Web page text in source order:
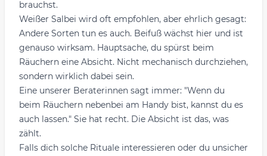
brauchst.
Weißer Salbei wird oft empfohlen, aber ehrlich gesagt:
Andere Sorten tun es auch. Beifuß wächst hier und ist
genauso wirksam. Hauptsache, du spürst beim
Räuchern eine Absicht. Nicht mechanisch durchziehen,
sondern wirklich dabei sein.
Eine unserer Beraterinnen sagt immer: "Wenn du
beim Räuchern nebenbei am Handy bist, kannst du es
auch lassen." Sie hat recht. Die Absicht ist das, was
zählt.
Falls dich solche Rituale interessieren oder du unsicher